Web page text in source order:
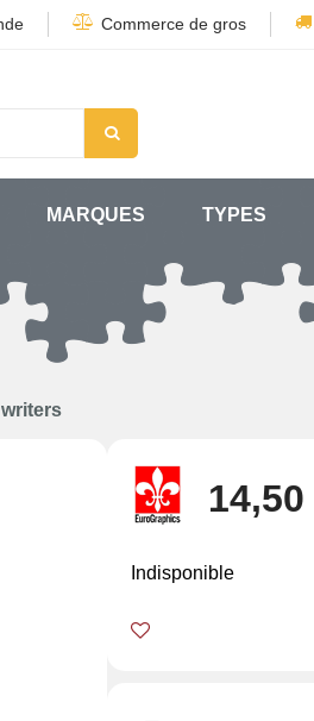
Commerce de gros
MARQUES TYPES
14,50
Indisponible